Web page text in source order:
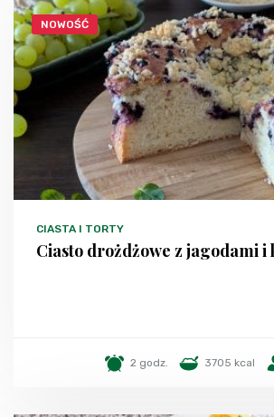
NOWOŚĆ
CIASTA I TORTY
Ciasto drożdżowe z jagodami i
2 godz. 3705 kcal